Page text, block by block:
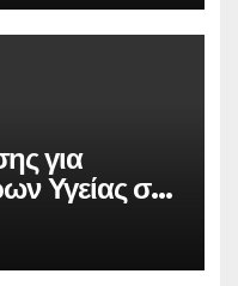
για
Υγείας στη